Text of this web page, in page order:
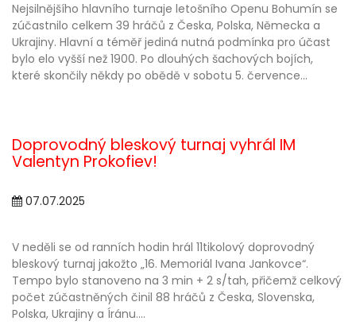
Nejsilnějšího hlavního turnaje letošního Openu Bohumín se
zúčastnilo celkem 39 hráčů z Česka, Polska, Německa a
Ukrajiny. Hlavní a téměř jediná nutná podmínka pro účast
bylo elo vyšší než 1900. Po dlouhých šachových bojích,
které skončily někdy po obědě v sobotu 5. července...
Doprovodný bleskový turnaj vyhrál IM
Valentyn Prokofiev!
07.07.2025
V neděli se od ranních hodin hrál 11tikolový doprovodný
bleskový turnaj jakožto „16. Memoriál Ivana Jankovce“.
Tempo bylo stanoveno na 3 min + 2 s/tah, přičemž celkový
počet zúčastněných činil 88 hráčů z Česka, Slovenska,
Polska, Ukrajiny a Íránu....